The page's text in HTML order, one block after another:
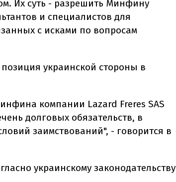
Их суть - разрешить Минфину
и специалистов для
с исками по вопросам
украинской стороны в
компании Lazard Freres SAS
долговых обязательств, в
заимствований", - говорится в
украинскому законодательству